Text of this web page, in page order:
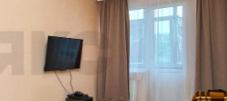
Сравнение
0 объявлений
Услуги